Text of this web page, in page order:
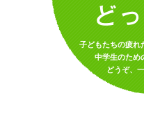
子どもたちの疲れ
中学生のため
どうぞ、